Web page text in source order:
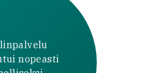
nopeasti